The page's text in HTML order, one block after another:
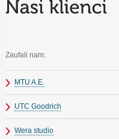
Zaufali nam:
MTU A.E.
UTC Goodrich
Wera studio